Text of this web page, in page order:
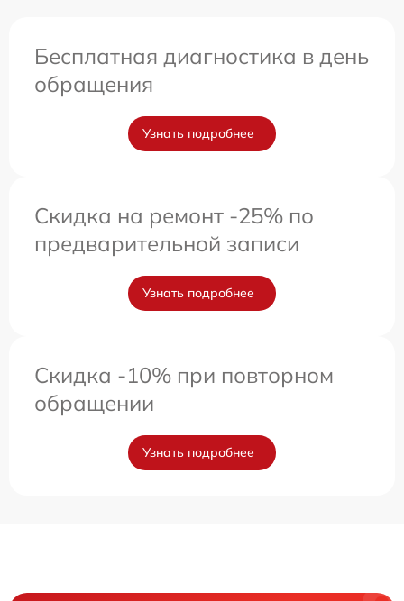
Бесплатная диагностика в день
обращения
Узнать подробнее
Скидка на ремонт -25% по
предварительной записи
Узнать подробнее
Скидка -10% при повторном
обращении
Узнать подробнее